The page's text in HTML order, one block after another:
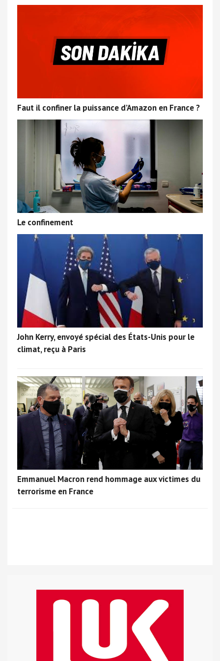
Faut il confiner la puissance d’Amazon en France ?
Le confinement
John Kerry, envoyé spécial des États-Unis pour le
climat, reçu à Paris
Emmanuel Macron rend hommage aux victimes du
terrorisme en France